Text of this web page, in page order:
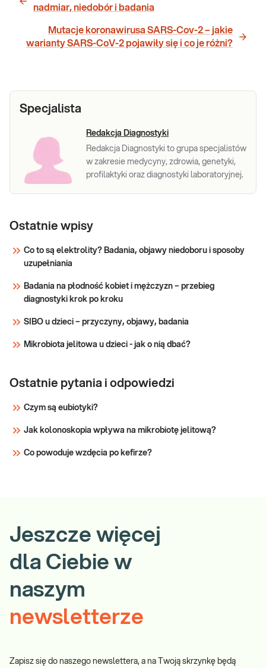
nadmiar, niedobór i badania
Mutacje koronawirusa SARS-Cov-2 – jakie
warianty SARS-CoV-2 pojawiły się i co je różni?
Specjalista
Redakcja Diagnostyki
Redakcja Diagnostyki to grupa specjalistów
w zakresie medycyny, zdrowia, genetyki,
profilaktyki oraz diagnostyki laboratoryjnej.
Ostatnie wpisy
Co to są elektrolity? Badania, objawy niedoboru i sposoby
uzupełniania
Badania na płodność kobiet i mężczyzn – przebieg
diagnostyki krok po kroku
SIBO u dzieci – przyczyny, objawy, badania
Mikrobiota jelitowa u dzieci - jak o nią dbać?
Ostatnie pytania i odpowiedzi
Czym są eubiotyki?
Jak kolonoskopia wpływa na mikrobiotę jelitową?
Co powoduje wzdęcia po kefirze?
Jeszcze więcej
dla Ciebie w
naszym
newsletterze
Zapisz się do naszego newslettera, a na Twoją skrzynkę będą